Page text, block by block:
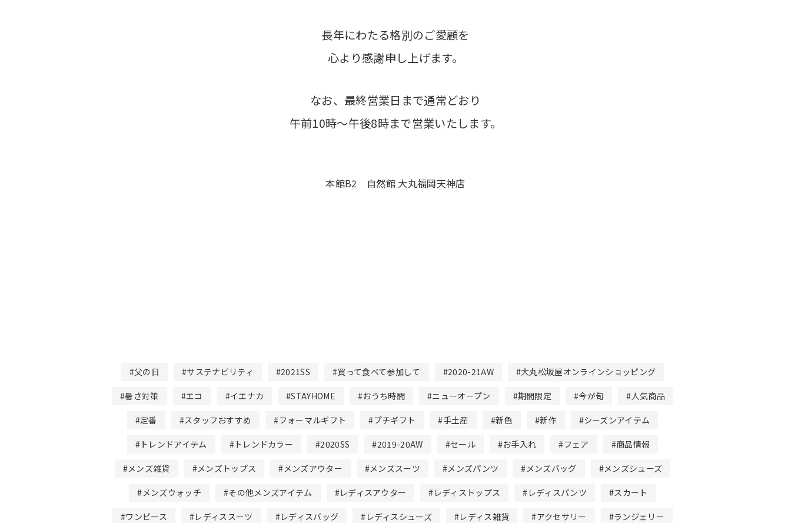
長年にわたる格別のご愛顧を
心より感謝申し上げます。
なお、最終営業日まで通常どおり
午前10時～午後8時まで営業いたします。
本館B2 自然館 大丸福岡天神店
#父の日 #サステナビリティ #2021SS #買って食べて参加して #2020-21AW #大丸松坂屋オンラインショッピング
#暑さ対策 #エコ #イエナカ #STAYHOME #おうち時間 #ニューオープン #期間限定 #今が旬 #人気商品
#定番 #スタッフおすすめ #フォーマルギフト #プチギフト #手土産 #新色 #新作 #シーズンアイテム
#トレンドアイテム #トレンドカラー #2020SS #2019-20AW #セール #お手入れ #フェア #商品情報
#メンズ雑貨 #メンズトップス #メンズアウター #メンズスーツ #メンズパンツ #メンズバッグ #メンズシューズ
#メンズウォッチ #その他メンズアイテム #レディスアウター #レディストップス #レディスパンツ #スカート
#ワンピース #レディススーツ #レディスバッグ #レディスシューズ #レディス雑貨 #アクセサリー #ランジェリー